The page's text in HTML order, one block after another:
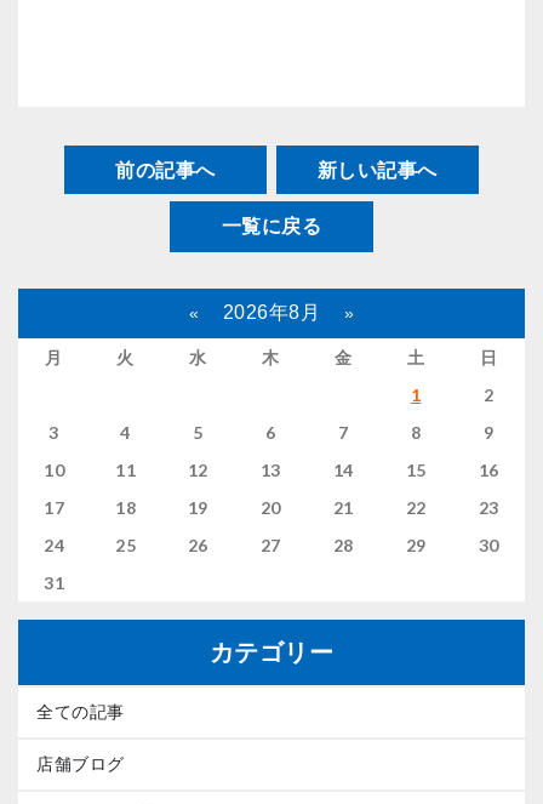
前の記事へ 新しい記事へ
一覧に戻る
« 2026年8月 »
月 火 水 木 金 土
日
1
2
3
4 5 6 7 8
9
10
11 12 13 14 15
16
17
18 19 20 21 22
23
24
25 26 27 28 29
30
31
カテゴリー
全ての記事
店舗ブログ